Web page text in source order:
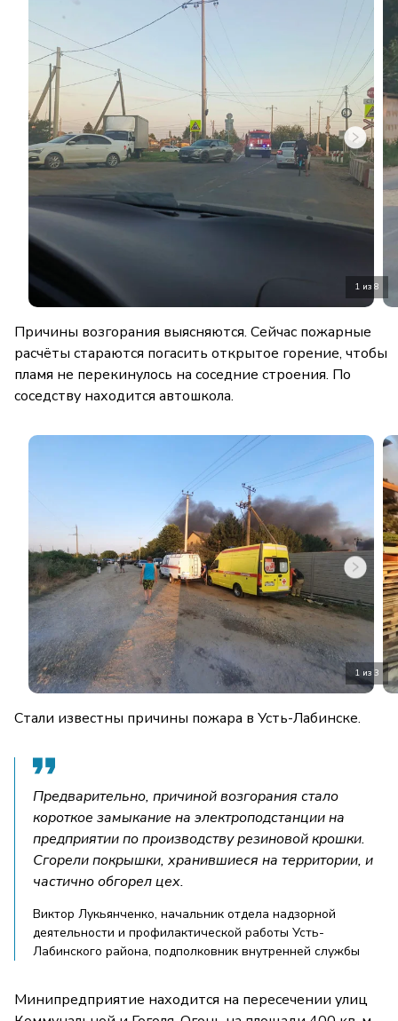
1 из 8
Причины возгорания выясняются. Сейчас пожарные
расчёты стараются погасить открытое горение, чтобы
пламя не перекинулось на соседние строения. По
соседству находится автошкола.
1 из 3
Стали известны причины пожара в Усть-Лабинске.
Предварительно, причиной возгорания стало
короткое замыкание на электроподстанции на
предприятии по производству резиновой крошки.
Сгорели покрышки, хранившиеся на территории, и
частично обгорел цех.
Виктор Лукьянченко, начальник отдела надзорной
деятельности и профилактической работы Усть-
Лабинского района, подполковник внутренней службы
Минипредприятие находится на пересечении улиц